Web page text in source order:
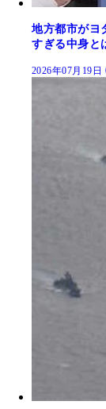
地方都市がヨ
すぎる中身と
2026年07月19日